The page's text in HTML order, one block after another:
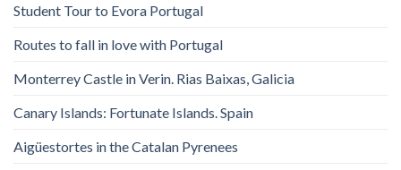
Student Tour to Evora Portugal
Routes to fall in love with Portugal
Monterrey Castle in Verin. Rias Baixas, Galicia
Canary Islands: Fortunate Islands. Spain
Aigüestortes in the Catalan Pyrenees